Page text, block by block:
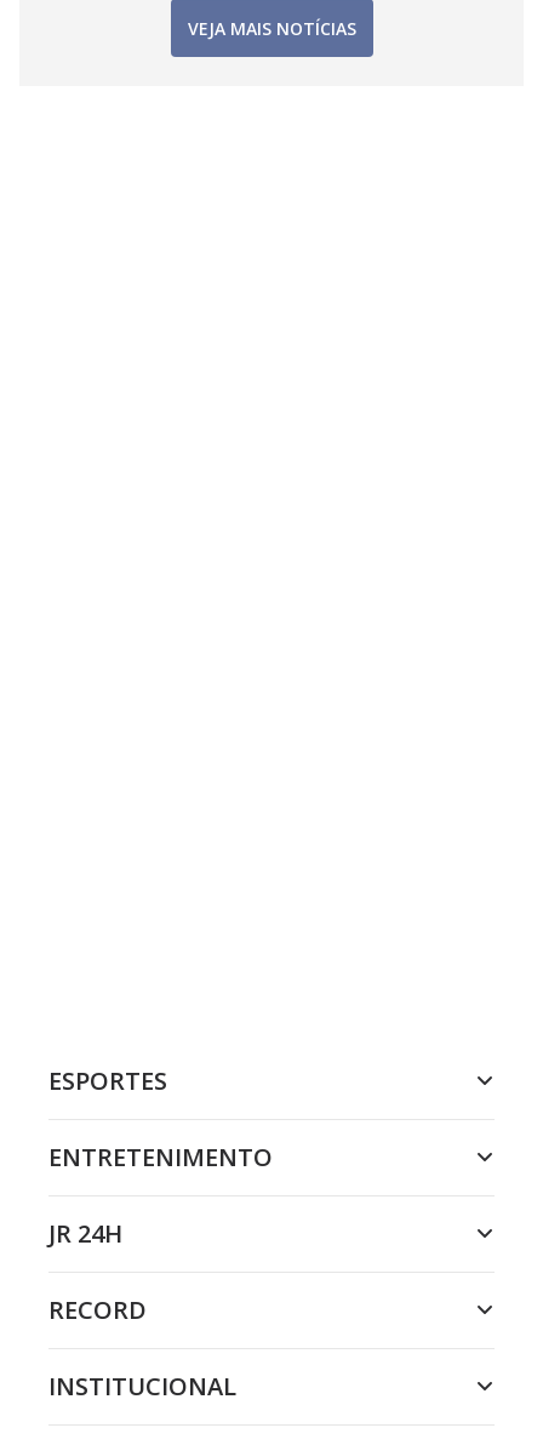
VEJA MAIS NOTÍCIAS
ESPORTES
ENTRETENIMENTO
JR 24H
RECORD
INSTITUCIONAL